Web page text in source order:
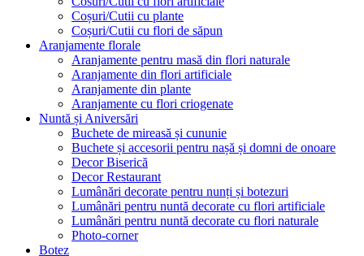
Coșuri/Cutii cu plante
Coșuri/Cutii cu flori de săpun
Aranjamente florale
Aranjamente pentru masă din flori naturale
Aranjamente din flori artificiale
Aranjamente din plante
Aranjamente cu flori criogenate
Nuntă și Aniversări
Buchete de mireasă și cununie
Buchete și accesorii pentru nașă și domni de onoare
Decor Biserică
Decor Restaurant
Lumânări decorate pentru nunți și botezuri
Lumânări pentru nuntă decorate cu flori artificiale
Lumânări pentru nuntă decorate cu flori naturale
Photo-corner
Botez